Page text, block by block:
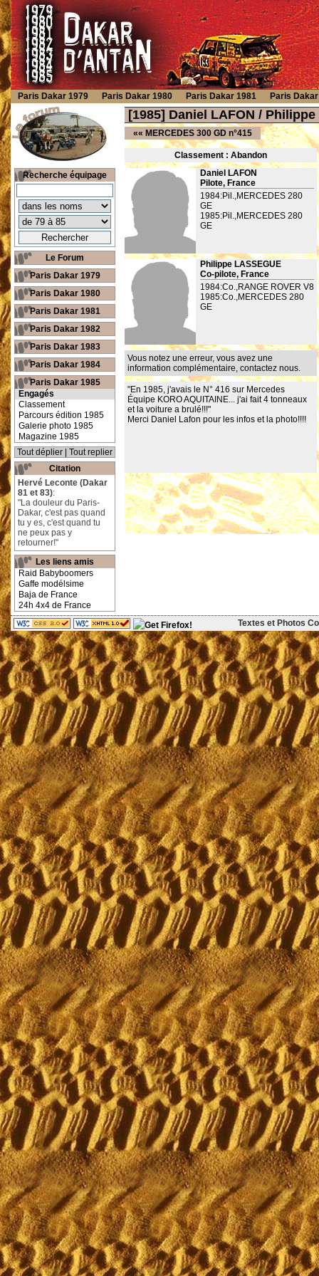
[1985] Daniel LAFON / Philippe
«« MERCEDES 300 GD n°415
Classement : Abandon
Daniel LAFON
Pilote, France
1984:Pil.,MERCEDES 280
GE
1985:Pil.,MERCEDES 280
GE
Philippe LASSEGUE
Co-pilote, France
1984:Co.,RANGE ROVER V8
1985:Co.,MERCEDES 280
GE
Vous notez une erreur, vous avez une
information complémentaire, contactez nous.
"En 1985, j'avais le N° 416 sur Mercedes
Équipe KORO AQUITAINE... j'ai fait 4 tonneaux
et la voiture a brulé!!!"
Merci Daniel Lafon pour les infos et la photo!!!!
Recherche équipage
Le Forum
Paris Dakar 1979
Paris Dakar 1980
Paris Dakar 1981
Paris Dakar 1982
Paris Dakar 1983
Paris Dakar 1984
Paris Dakar 1985
Engagés
Classement
Parcours édition 1985
Galerie photo 1985
Magazine 1985
Tout déplier
Tout replier
Citation
Hervé Leconte (Dakar
81 et 83):
"La douleur du Paris-
Dakar, c'est pas quand
tu y es, c'est quand tu
ne peux pas y
retourner!"
Les liens amis
Raid Babyboomers
Gaffe modélsime
Baja de France
24h 4x4 de France
Paris Dakar 1979 Paris Dakar 1980 Paris Dakar 1981 Paris
Textes et Photos